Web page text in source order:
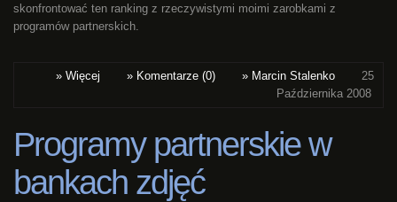
skonfrontować ten ranking z rzeczywistymi moimi zarobkami z
programów partnerskich.
» Więcej » Komentarze (0) » Marcin Stalenko
25
Października 2008
Programy partnerskie w
bankach zdjęć